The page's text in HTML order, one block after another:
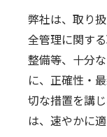
弊社は、取り
全管理に関す
整備等、十分
に、正確性・
切な措置を講
は、速やかに